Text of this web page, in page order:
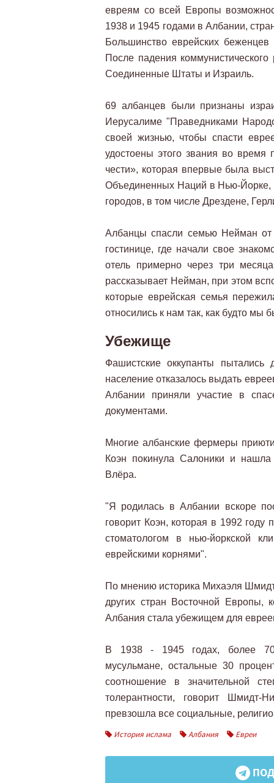
евреям со всей Европы
1938 и 1945 годами в Албании,
Большинство еврейских
После падения
Соединенные Штаты и Израиль.
69 албанцев были признаны
Иерусалиме "Праведниками
своей жизнью, чтобы спасти
удостоены этого звания во время
чести», которая впервые была
Объединенных Наций в Нью-Йорке,
городов, в том числе Дрездене,
Албанцы спасли семью Нейман
гостинице, где начали свое
отель примерно через три
рассказывает Нейман, при этом
которые еврейская семья
относились к нам так, как будто мы
Убежище
Фашистские оккупанты пытались
население отказалось выдать
Албании приняли участие в
документами.
Многие албанские фермеры
Коэн покинула Салоники и
Влёра.
"Я родилась в Албании вскоре
говорит Коэн, которая в 1992
стоматологом в нью-йоркской
еврейскими корнями".
По мнению историка Михаэля
других стран Восточной Европы,
Албания стала убежищем для
В 1938 - 1945 годах, более 70
мусульмане, остальные 30
соотношение в значительной
толерантности, говорит Шмидт-
превзошла все социальные,
История ислама
Албания Евреи